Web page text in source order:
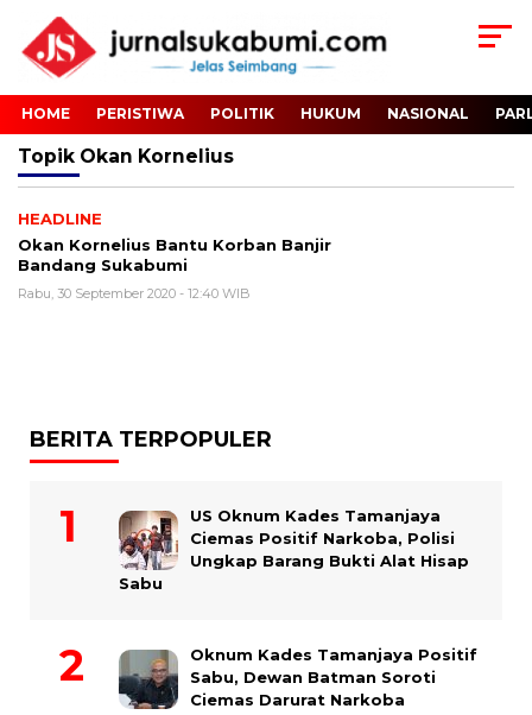
HOME PERISTIWA POLITIK HUKUM NASIONAL
Topik Okan Kornelius
HEADLINE
Okan Kornelius Bantu Korban Banjir
Bandang Sukabumi
Rabu, 30 September 2020 - 12:40 WIB
BERITA TERPOPULER
US Oknum Kades Tamanjaya
Ciemas Positif Narkoba, Polisi
Ungkap Barang Bukti Alat Hisap
Sabu
Oknum Kades Tamanjaya Positif
Sabu, Dewan Batman Soroti
Ciemas Darurat Narkoba